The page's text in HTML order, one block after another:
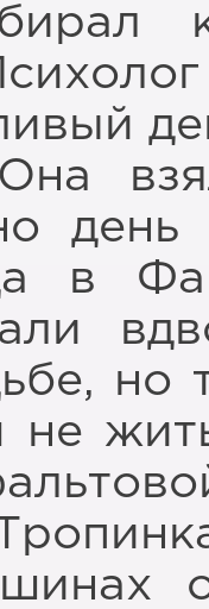
в
но
не